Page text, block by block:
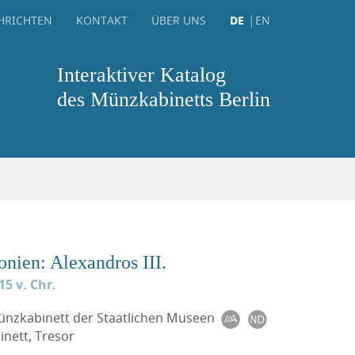
KONTAKT ÜBER UNS DE EN
Interaktiver Katalog
des Münzkabinetts Berlin
Alexandros III.
v. Chr.
der Staatlichen Museen
Tresor